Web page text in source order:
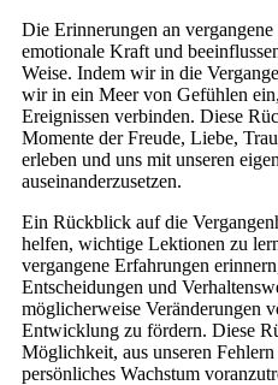
Die Erinnerungen an
emotionale Kraft und
Weise. Indem wir in die
wir in ein Meer von Gefühlen
Ereignissen verbinden. Diese
Momente der Freude, Liebe,
erleben und uns mit unseren
auseinanderzusetzen.
Ein Rückblick auf die
helfen, wichtige Lektionen zu
vergangene Erfahrungen
Entscheidungen und
möglicherweise Veränderungen
Entwicklung zu fördern. Diese
Möglichkeit, aus unseren
persönliches Wachstum